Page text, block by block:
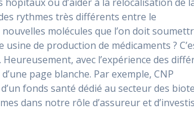
rythmes très différents entre le
molécules que l’on doit
de production de médicaments ?
avec l’expérience des
page blanche. Par exemple, CNP
fonds santé dédié au secteur des
dans notre rôle d’assureur et